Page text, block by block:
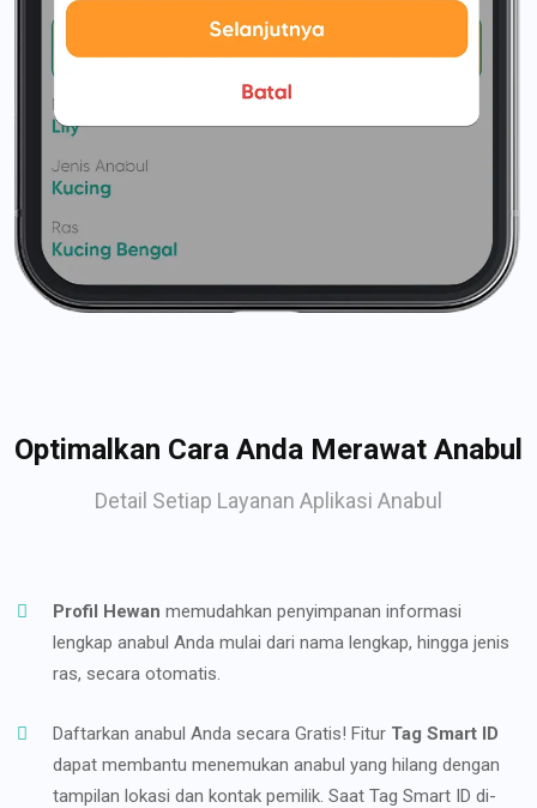
Optimalkan Cara Anda Merawat Anabul
Detail Setiap Layanan Aplikasi Anabul
Profil Hewan memudahkan penyimpanan informasi
lengkap anabul Anda mulai dari nama lengkap, hingga jenis
ras, secara otomatis.
Daftarkan anabul Anda secara Gratis! Fitur Tag Smart ID
dapat membantu menemukan anabul yang hilang dengan
tampilan lokasi dan kontak pemilik. Saat Tag Smart ID di-